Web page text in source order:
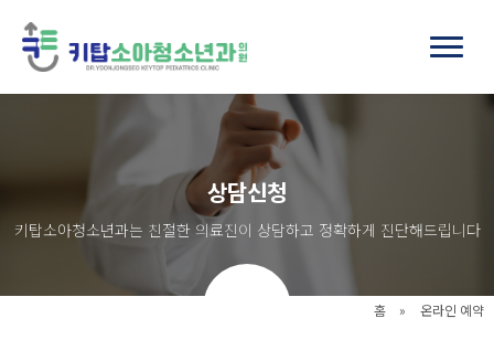
상담신청
키탑소아청소년과는 친절한 의료진이 상담하고 정확하게 진단해드립니다
홈 » 온라인 예약